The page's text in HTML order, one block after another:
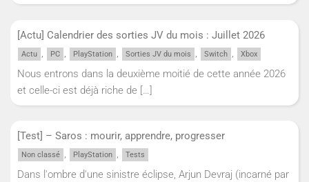
[Actu] Calendrier des sorties JV du mois : Juillet 2026
Actu , PC , PlayStation , Sorties JV du mois , Switch , Xbox
Nous entrons dans la deuxième moitié de cette année 2026
et celle-ci est déjà riche de […]
[Test] – Saros : mourir, apprendre, progresser
Non classé , PlayStation , Tests
Dans l'ombre d'une sinistre éclipse, Arjun Devraj (incarné par